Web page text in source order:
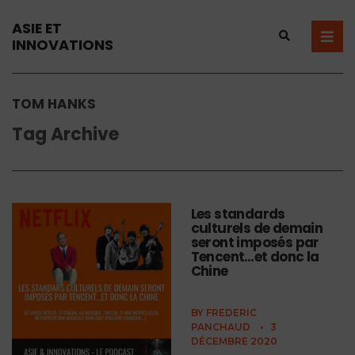
ASIE ET
INNOVATIONS
TOM HANKS
Tag Archive
Les standards
culturels de demain
seront imposés par
Tencent…et donc la
Chine
BY FREDERIC
PANCHAUD
•
3
DÉCEMBRE 2020